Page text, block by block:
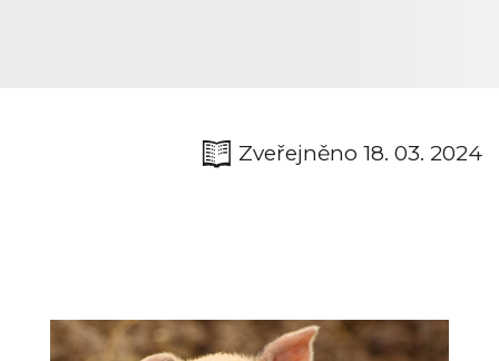
Zveřejněno 18. 03. 2024